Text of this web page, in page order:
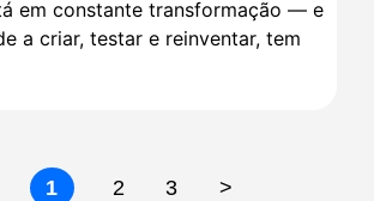
em constante transformação — e
a criar, testar e reinventar, tem
1 2 3 >